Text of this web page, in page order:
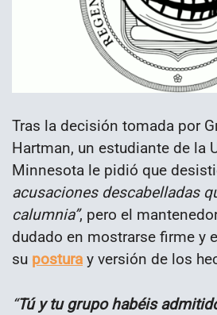
Tras la decisión tomada por
Hartman, un estudiante de la
Minnesota le pidió que
acusaciones descabelladas
calumnia”, pero el
dudado en mostrarse firme y
su postura y versión de los
“Tú y tu grupo habéis